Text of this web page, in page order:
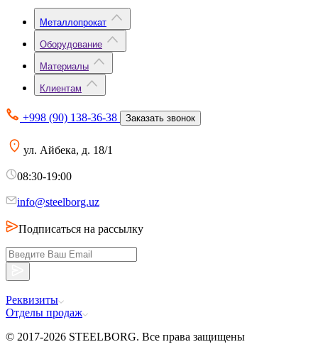
Металлопрокат
Оборудование
Материалы
Клиентам
+998 (90) 138-36-38 Заказать звонок
ул. Айбека, д. 18/1
08:30-19:00
info@steelborg.uz
Подписаться на рассылку
Реквизиты
Отделы продаж
© 2017-2026 STEELBORG. Все права защищены